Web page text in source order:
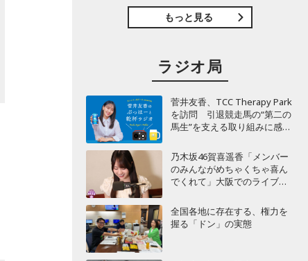
もっと見る
ラジオ局
菅井友香、TCC Therapy Park
を訪問 引退競走馬の“第二の
馬生”を支える取り組みに感
乃木坂46賀喜遥香「メンバー
のみんながめちゃくちゃ喜ん
でくれて」大阪でのライブで
れ”とは？
全国各地に存在する、権力を
握る「ドン」の実態